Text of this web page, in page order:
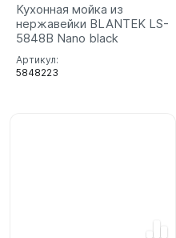
Кухонная мойка из
нержавейки BLANTEK LS-
5848B Nano black
Артикул:
5848223